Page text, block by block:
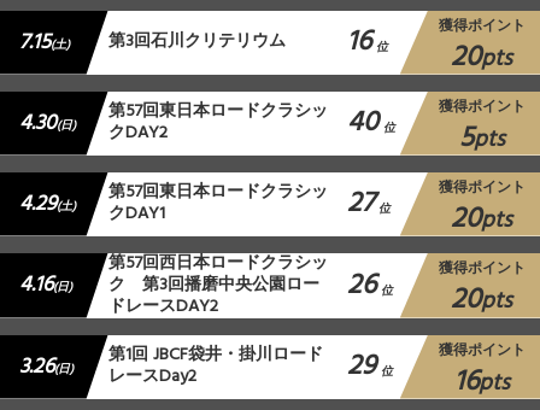
7.15(土) 第3回石川クリテリウム 16 位
獲得ポイント
20pts
4.30(日) 第57回東日本ロードクラシッ
クDAY2 40 位
獲得ポイント
5pts
4.29(土) 第57回東日本ロードクラシッ
クDAY1 27 位
獲得ポイント
20pts
4.16(日)
第57回西日本ロードクラシッ
ク 第3回播磨中央公園ロー
ドレースDAY2 26 位
獲得ポイント
20pts
3.26(日) 第1回 JBCF袋井・掛川ロード
レースDay2 29 位
獲得ポイント
16pts